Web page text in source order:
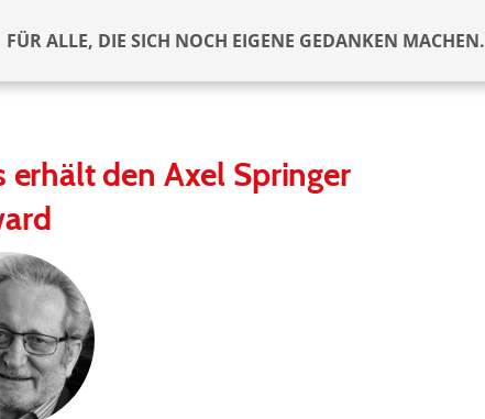
FÜR ALLE, DIE SICH NOCH EIGENE GEDANKEN MACHEN.
erhält den Axel Springer